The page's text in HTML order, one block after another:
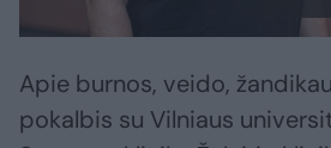
Apie burnos, veido,
pokalbis su Vilniaus